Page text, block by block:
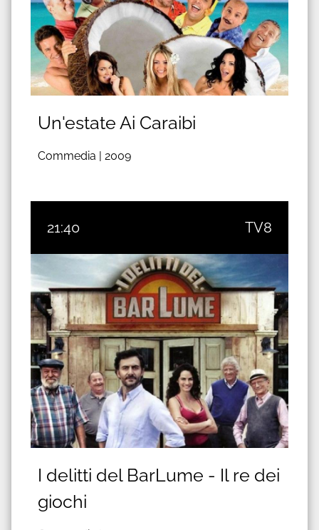
Un'estate Ai Caraibi
Commedia | 2009
21:40 TV8
I delitti del BarLume - Il re dei
giochi